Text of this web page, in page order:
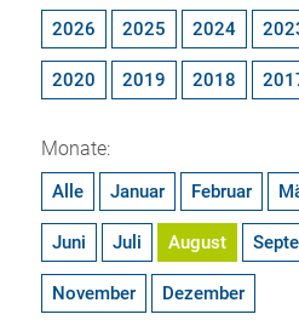
2026 2025 2024
2020 2019 2018
Monate:
Alle Januar Februar
Juni Juli August
November Dezember